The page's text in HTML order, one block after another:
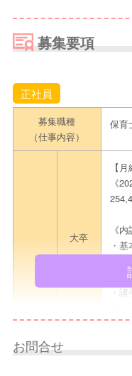
募集要項
正社員
募集職種
（仕事内容）
保育
大卒
【月
《
《内
・
・
な
・諸
お問合せ